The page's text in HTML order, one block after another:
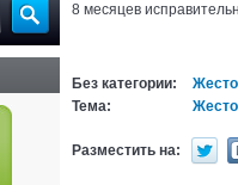
8 месяцев
Без категории:
Тема:
Разместить на: